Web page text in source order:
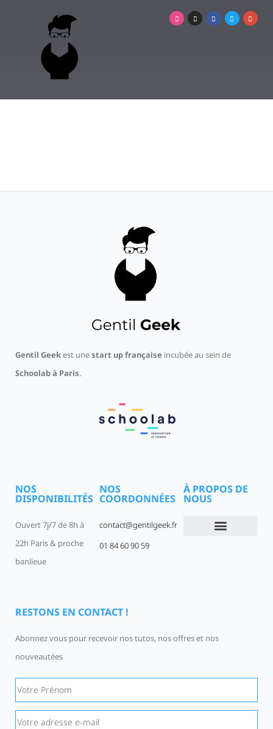
Gentil Geekest unestart up française incubée au sein de
Schoolab à Paris.
NOS
DISPONIBILITÉS
Ouvert 7j/7 de 8h à
22h Paris & proche
banlieue
NOS
COORDONNÉES
contact@gentilgeek.fr
01 84 60 90 59
À PROPOS DE
NOUS
RESTONS EN CONTACT !
Abonnez vous pour recevoir nos tutos, nos offres et nos
nouveautées